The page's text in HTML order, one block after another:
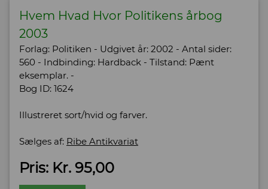
Hvem Hvad Hvor Politikens årbog
2003
Forlag: Politiken - Udgivet år: 2002 - Antal sider:
560 - Indbinding: Hardback - Tilstand: Pænt
eksemplar. -
Bog ID: 1624
Illustreret sort/hvid og farver.
Sælges af: Ribe Antikvariat
Pris: Kr. 95,00